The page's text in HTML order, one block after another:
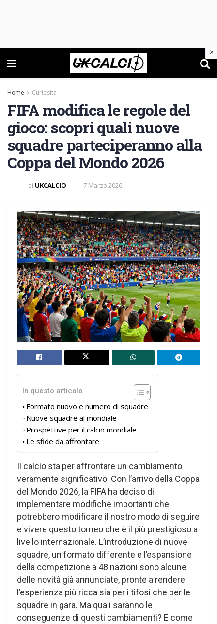
Home Curiosità
FIFA modifica le regole del
gioco: scopri quali nuove
squadre parteciperanno alla
Coppa del Mondo 2026
di UKCALCIO 7 Marzo 2026
In questo articolo
Formato nuovo e numero di squadre
Nuove squadre al mondiale
Prospettive per il calcio mondiale
Le sfide da affrontare
Il calcio sta per affrontare un cambiamento
veramente significativo. Con l’arrivo della Coppa
del Mondo 2026, la FIFA ha deciso di
implementare modifiche importanti che
potrebbero modificare il nostro modo di seguire
e vivere questo torneo che è il più prestigioso a
livello internazionale. L’introduzione di nuove
squadre, un formato differente e l’espansione
della competizione a 48 nazioni sono alcune
delle novità già annunciate, pronte a rendere
l’esperienza più ricca sia per i tifosi che per le
squadre in gara. Ma quali saranno le
conseguenze di questi cambiamenti? E come
×